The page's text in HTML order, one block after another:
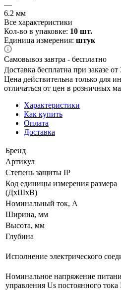
—
6.2 мм
Все характеристики
Кол-во в упаковке: 10 шт.
Единица измерения: штук
Самовывоз завтра - бесплатно
Доставка бесплатна при заказе
Цена действительна только для
отличаться от цен в розничных
Характеристики
Как купить
Оплата
Доставка
Бренд
Артикул
Степень защиты IP
Код единицы измерения размера
(ДхШхВ)
Номинальный ток, А
Ширина, мм
Высота, мм
Глубина
Исполнение электрического
Номинальное напряжение
управления Us постоянного тока